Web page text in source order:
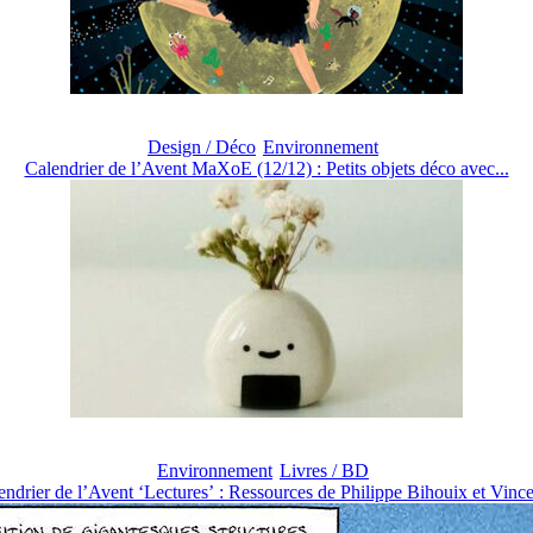
Design / Déco Environnement
Calendrier de l’Avent MaXoE (12/12) : Petits objets déco avec...
Environnement Livres / BD
de l’Avent ‘Lectures’ : Ressources de Philippe Bihouix et